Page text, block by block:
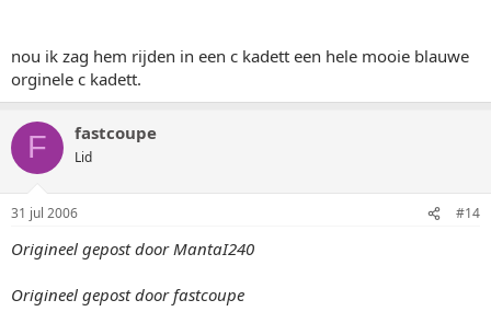
nou ik zag hem rijden in een c kadett een hele mooie blauwe
orginele c kadett.
F fastcoupe
Lid
31 jul 2006 #14
Origineel gepost door MantaI240
Origineel gepost door fastcoupe